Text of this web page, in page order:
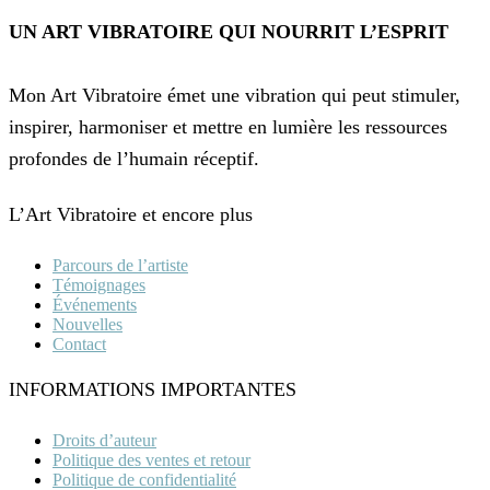
UN ART VIBRATOIRE QUI NOURRIT L’ESPRIT
Mon Art Vibratoire émet une vibration qui peut stimuler,
inspirer, harmoniser et mettre en lumière les ressources
profondes de l’humain réceptif.
L’Art Vibratoire et encore plus
Parcours de l’artiste
Témoignages
Événements
Nouvelles
Contact
INFORMATIONS IMPORTANTES
Droits d’auteur
Politique des ventes et retour
Politique de confidentialité